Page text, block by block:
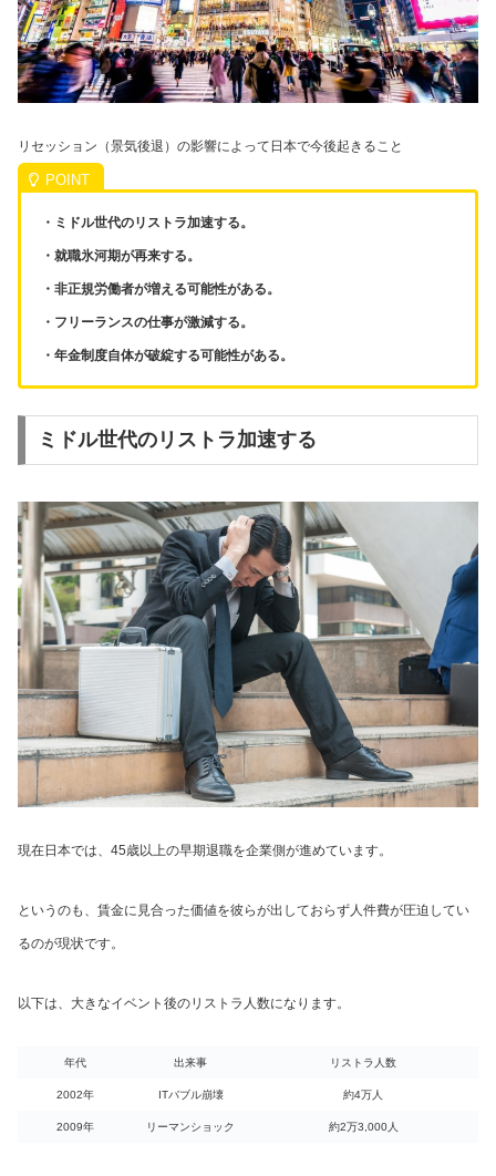
リセッション（景気後退）の影響によって日本で今後起きること
・ミドル世代のリストラ加速する。
・就職氷河期が再来する。
・非正規労働者が増える可能性がある。
・フリーランスの仕事が激減する。
・年金制度自体が破綻する可能性がある。
ミドル世代のリストラ加速する
現在日本では、45歳以上の早期退職を企業側が進めています。
というのも、賃金に見合った価値を彼らが出しておらず人件費が圧迫してい
るのが現状です。
以下は、大きなイベント後のリストラ人数になります。
年代 出来事 リストラ人数
2002年 ITバブル崩壊 約4万人
2009年 リーマンショック 約2万3,000人